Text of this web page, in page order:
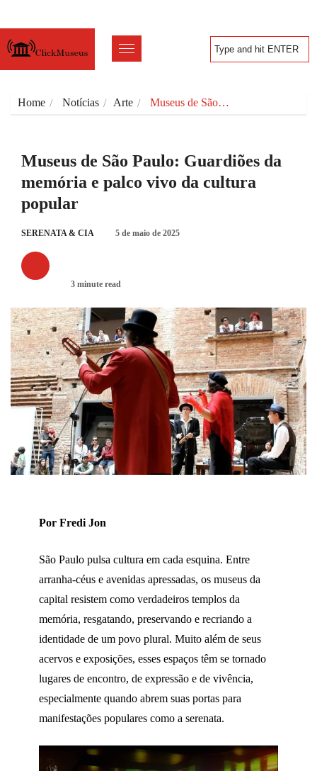
Home Notícias Arte Museus de São…
Museus de São Paulo: Guardiões da
memória e palco vivo da cultura
popular
SERENATA & CIA 5 de maio de 2025
3 minute read
Por Fredi Jon
São Paulo pulsa cultura em cada esquina. Entre
arranha-céus e avenidas apressadas, os museus da
capital resistem como verdadeiros templos da
memória, resgatando, preservando e recriando a
identidade de um povo plural. Muito além de seus
acervos e exposições, esses espaços têm se tornado
lugares de encontro, de expressão e de vivência,
especialmente quando abrem suas portas para
manifestações populares como a serenata.